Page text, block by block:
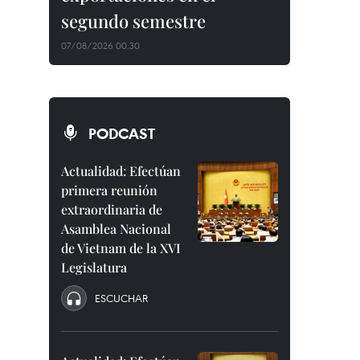
segundo semestre
07/08/2026 00:30
PODCAST
Actualidad: Efectúan
primera reunión
extraordinaria de
Asamblea Nacional
de Vietnam de la XVI
Legislatura
ESCUCHAR